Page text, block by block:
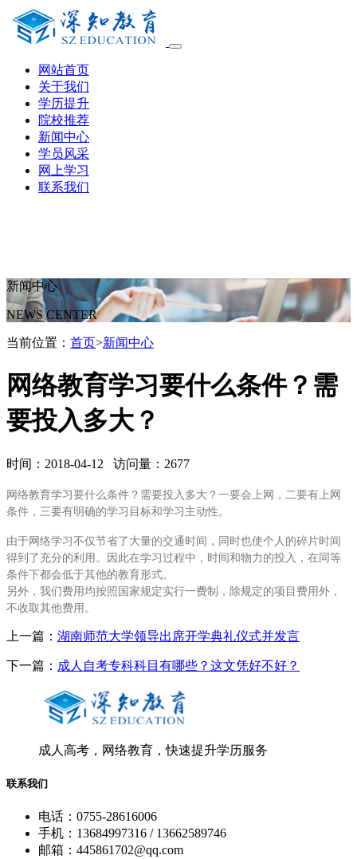
网站首页
关于我们
学历提升
院校推荐
新闻中心
学员风采
网上学习
联系我们
新闻中心
NEWS CENTER
当前位置： 首页>新闻中心
网络教育学习要什么条件？需
要投入多大？
时间：2018-04-12 访问量：2677
网络教育学习要什么条件？需要投入多大？一要会上网，二要有上网
条件，三要有明确的学习目标和学习主动性。
由于网络学习不仅节省了大量的交通时间，同时也使个人的碎片时间
得到了充分的利用。因此在学习过程中，时间和物力的投入，在同等
条件下都会低于其他的教育形式。
另外，我们费用均按照国家规定实行一费制，除规定的项目费用外，
不收取其他费用。
上一篇： 湖南师范大学领导出席开学典礼仪式并发言
下一篇： 成人自考专科科目有哪些？这文凭好不好？
成人高考，网络教育，快速提升学历服务
联系我们
电话：0755-28616006
手机：13684997316 / 13662589746
邮箱：445861702@qq.com